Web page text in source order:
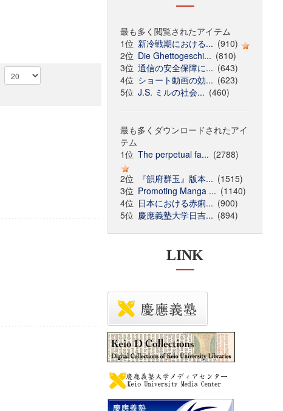
最も多く閲覧されたアイテム
1位 新冷戦期における... (910)
2位 Die Ghettogeschi... (810)
3位 通信の安全保障に... (643)
4位 ショート動画の効... (623)
5位 J.S. ミルの社会... (460)
最も多くダウンロードされたアイ
テム
1位 The perpetual fa... (2788)
2位
『韻府群玉』版本... (1515)
3位 Promoting Manga ... (1140)
4位 日本における赤痢... (900)
5位 慶應義塾大学日吉... (894)
LINK